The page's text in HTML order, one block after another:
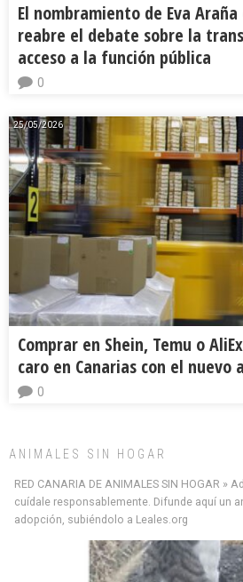
El nombramiento de Eva
reabre el debate sobre la
acceso a la función pública
0
25/05/2026
Comprar en Shein, Temu o
caro en Canarias con el nuevo
0
ANIMALES SIN HOGAR
RED CANARIA DE ANIMALES SIN HOGAR »
cuídale responsablemente. Difunde aquí un
adopción, subiéndolo a Leales.org
Minni desaparecido
» Míralo en todos los navegadores y en Google